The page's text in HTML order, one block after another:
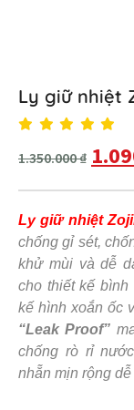
Ly giữ nhiệt
1.350.000₫
Ly giữ nhiệt
chống gỉ sét,
khử mùi và dễ
cho thiết kế
kế hình xoắn ốc
“Leak Proof”
chống rò rỉ
nhẵn mịn rộng